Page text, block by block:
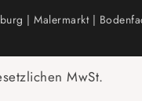
| Malermarkt |
MwSt.